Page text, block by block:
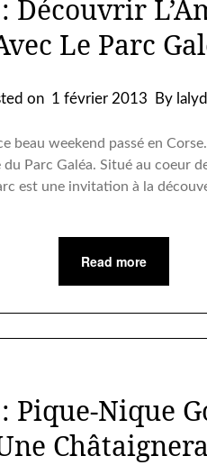
Découvrir
Le Parc
on 1 février 2013 By
beau weekend passé en
Parc Galéa. Situé au coeur
est une invitation à la
Read more
Pique-Nique